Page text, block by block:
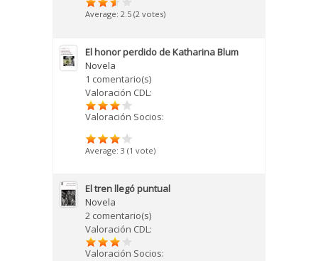
Average: 2.5 (2 votes)
El honor perdido de Katharina Blum
Novela
1 comentario(s)
Valoración CDL:
Valoración Socios:
Average: 3 (1 vote)
El tren llegó puntual
Novela
2 comentario(s)
Valoración CDL:
Valoración Socios: